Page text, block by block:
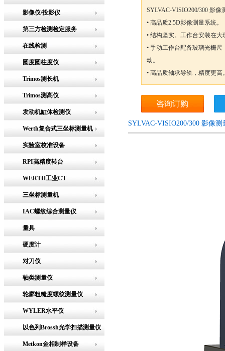
影像仪/投影仪
第三方检测检定服务
在线检测
圆度圆柱度仪
Trimos测长机
Trimos测高仪
发动机缸体检测仪
Werth复合式三坐标测量机
实验室校准设备
RPI高精度转台
WERTH工业CT
三坐标测量机
IAC螺纹综合测量仪
量具
硬度计
对刀仪
轴类测量仪
轮廓粗糙度螺纹测量仪
WYLER水平仪
以色列Brossh光学扫描测量仪
Metkon金相制样设备
SYLVAC-VISIO200/300 影像
• 高品质2.5D影像测量系统。
• 结构坚实。工作台安装在
• 手动工作台配备玻璃光栅
动。
• 高品质轴承导轨，精度更高
咨询订购
SYLVAC-VISIO200/300 影像